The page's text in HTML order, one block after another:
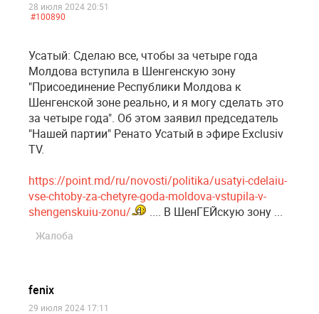
28 июля 2024 20:51
#100890
Усатый: Cделаю все, чтобы за четыре года
Молдова вступила в Шенгенскую зону
"Присоединение Республики Молдова к
Шенгенской зоне реально, и я могу сделать это
за четыре года". Об этом заявил председатель
"Нашей партии" Ренато Усатый в эфире Exclusiv
TV.
https://point.md/ru/novosti/politika/usatyi-cdelaiu-
vse-chtoby-za-chetyre-goda-moldova-vstupila-v-
shengenskuiu-zonu/
.... В ШенГЕЙскую зону ...
Жалоба
fenix
29 июля 2024 17:11